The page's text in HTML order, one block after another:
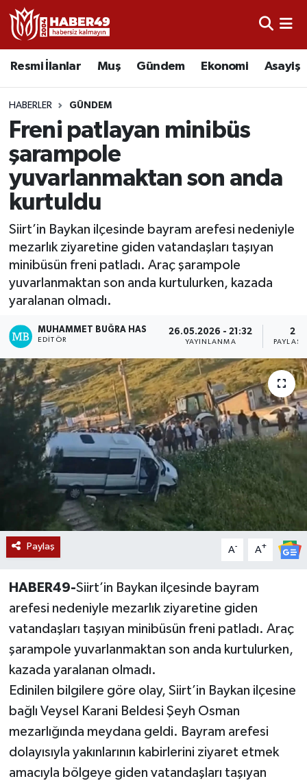
Resmi İlanlar Muş Gündem Ekonomi Asayiş
HABERLER GÜNDEM
Freni patlayan minibüs
şarampole
yuvarlanmaktan son anda
kurtuldu
Siirt’in Baykan ilçesinde bayram arefesi nedeniyle
mezarlık ziyaretine giden vatandaşları taşıyan
minibüsün freni patladı. Araç şarampole
yuvarlanmaktan son anda kurtulurken, kazada
yaralanan olmadı.
MUHAMMET BUĞRA HAS
EDITÖR
26.05.2026 - 21:32
YAYINLANMA
2
Paylaş A- A+
HABER49-Siirt’in Baykan ilçesinde bayram
arefesi nedeniyle mezarlık ziyaretine giden
vatandaşları taşıyan minibüsün freni patladı. Araç
şarampole yuvarlanmaktan son anda kurtulurken,
kazada yaralanan olmadı.
Edinilen bilgilere göre olay, Siirt’in Baykan ilçesine
bağlı Veysel Karani Beldesi Şeyh Osman
mezarlığında meydana geldi. Bayram arefesi
dolayısıyla yakınlarının kabirlerini ziyaret etmek
amacıyla bölgeye giden vatandaşları taşıyan
Resmi İlanlar
Asayiş
Bölge
Eğitim
Ekonomi
Sağlık
Gündem
Spor
Siyaset
Teknoloji
Kültür Sanat
Muş
Hasköy
Korkut
Bulanık
Varto
Uşak Nöbetçi Eczaneler
Uşak Hava Durumu
Uşak Namaz Vakitleri
Uşak Trafik Yoğunluk Haritası
TFF 2.Lig Kırmızı Grup Puan Durumu ve Fikstür
Tüm Manşetler
Son Dakika Haberleri
Haber Arşivi